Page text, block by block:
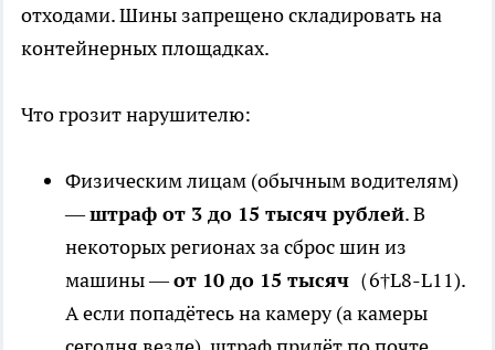
отходами. Шины запрещено складировать на
контейнерных площадках.
Что грозит нарушителю:
Физическим лицам (обычным водителям)
—штраф от 3 до 15 тысяч рублей. В
некоторых регионах за сброс шин из
машины —от 10 до 15 тысяч （6†L8-L11).
А если попадётесь на камеру (а камеры